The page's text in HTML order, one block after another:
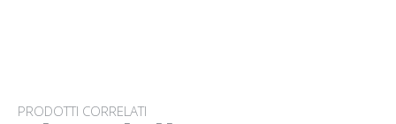
PRODOTTI CORRELATI